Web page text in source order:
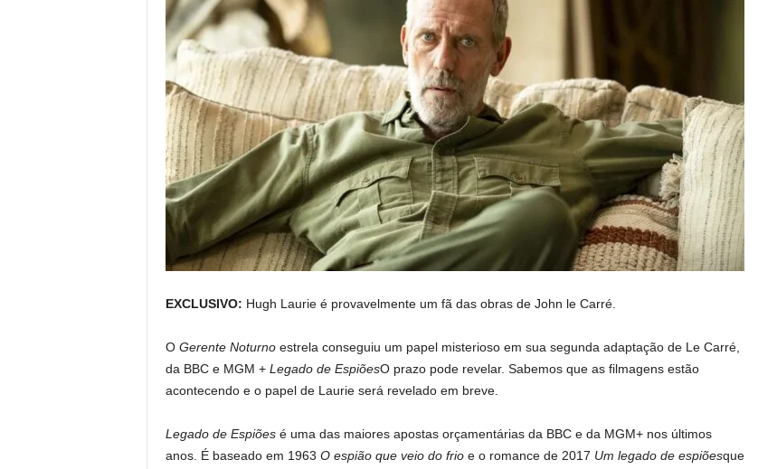
EXCLUSIVO: Hugh Laurie é provavelmente um fã das obras de John le Carré.
O Gerente Noturno estrela conseguiu um papel misterioso em sua segunda adaptação de Le Carré,
da BBC e MGM + Legado de EspiõesO prazo pode revelar. Sabemos que as filmagens estão
acontecendo e o papel de Laurie será revelado em breve.
Legado de Espiões é uma das maiores apostas orçamentárias da BBC e da MGM+ nos últimos
anos. É baseado em 1963 O espião que veio do frio e o romance de 2017 Um legado de espiõesque